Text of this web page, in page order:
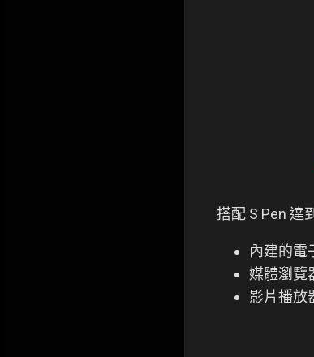
搭配 S Pen 達
內建的電
媒體瀏覽
影片播放